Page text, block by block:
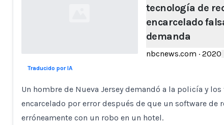
tecnología de
encarcelado
demanda
nbcnews.com · 2020
Traducido por IA
Un hombre de Nueva Jersey demandó a la policía y
encarcelado por error después de que un software
erróneamente con un robo en un hotel.